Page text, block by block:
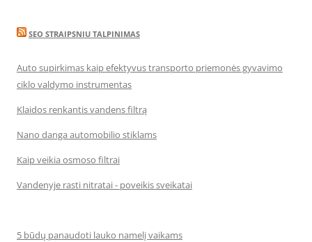
SEO STRAIPSNIU TALPINIMAS
Auto supirkimas kaip efektyvus transporto priemonės gyvavimo
ciklo valdymo instrumentas
Klaidos renkantis vandens filtrą
Nano danga automobilio stiklams
Kaip veikia osmoso filtrai
Vandenyje rasti nitratai - poveikis sveikatai
5 būdų panaudoti lauko namelį vaikams